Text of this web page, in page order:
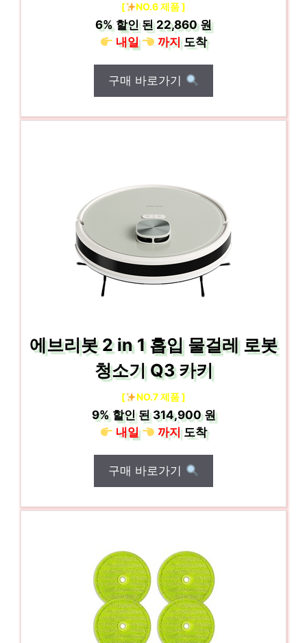
[ NO.6 제품 ]
6%할인 된22,860 원
내일
까지도착
구매 바로가기
에브리봇 2 in 1 흡입 물걸레 로봇
청소기 Q3 카키
[ NO.7 제품 ]
9%할인 된314,900 원
내일
까지도착
구매 바로가기